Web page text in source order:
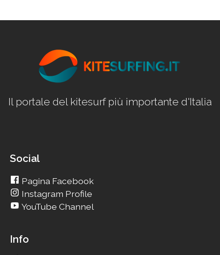
Il portale del kitesurf più importante d'Italia
Social
Pagina Facebook
Instagram Profile
YouTube Channel
Info